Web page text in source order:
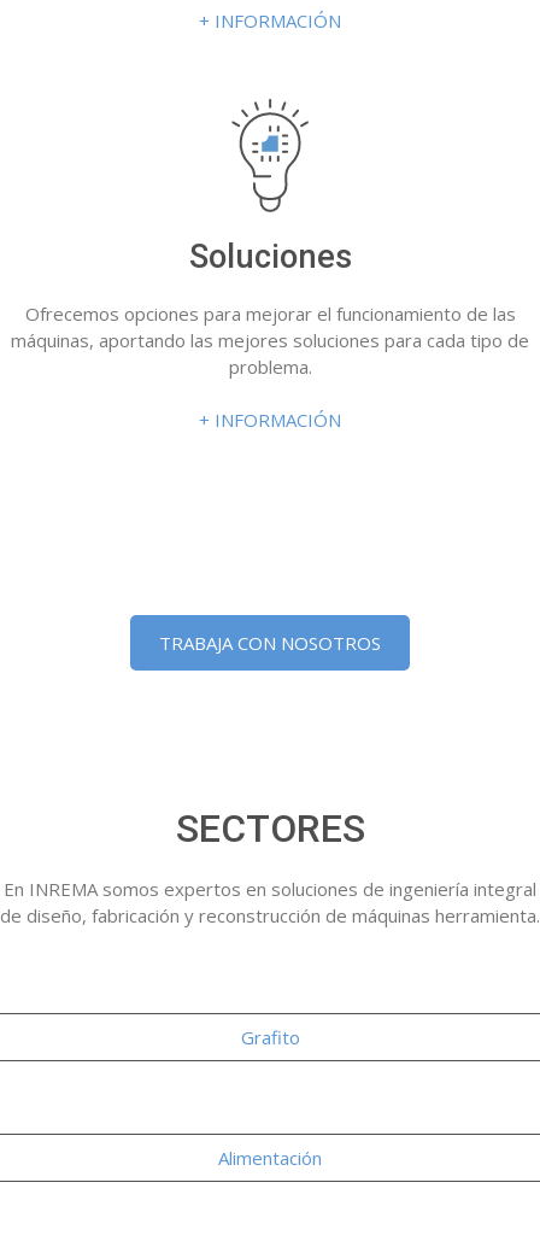
+ INFORMACIÓN
Soluciones
Ofrecemos opciones para mejorar el funcionamiento de las
máquinas, aportando las mejores soluciones para cada tipo de
problema.
+ INFORMACIÓN
TRABAJA CON NOSOTROS
SECTORES
En INREMA somos expertos en soluciones de ingeniería integral
de diseño, fabricación y reconstrucción de máquinas herramienta.
Grafito
Alimentación